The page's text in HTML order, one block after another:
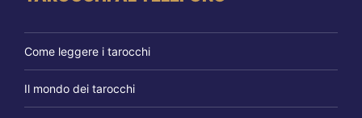
Come leggere i tarocchi
Il mondo dei tarocchi